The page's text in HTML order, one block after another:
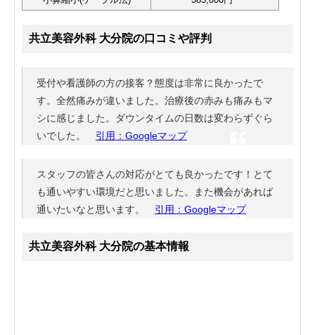
共立美容外科 大分院の口コミや評判
受付や看護師の方の接客？態度は非常に良かったで
す。全然痛みが違いました。治療後の赤みも痛みもマ
シに感じました。ダウンタイムの日数は変わらずぐら
いでした。 引用：Googleマップ
スタッフの皆さんの対応がとても良かったです！とて
も通いやすい環境だと思いました。また機会があれば
通いたいなと思います。 引用：Googleマップ
共立美容外科 大分院の基本情報